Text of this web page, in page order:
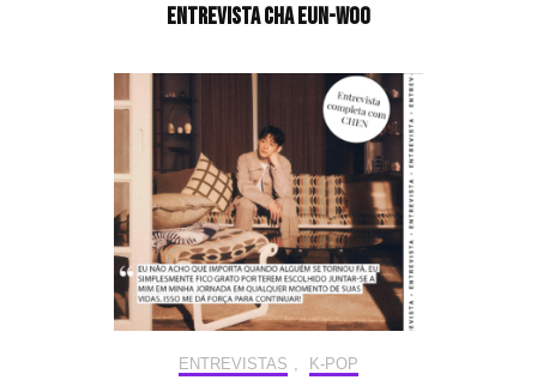
Entrevista CHA EUN-WOO
ENTREVISTAS K-POP